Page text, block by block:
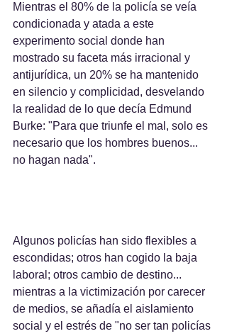
Mientras el 80% de la policía se veía
condicionada y atada a este
experimento social donde han
mostrado su faceta más irracional y
antijurídica, un 20% se ha mantenido
en silencio y complicidad, desvelando
la realidad de lo que decía Edmund
Burke: "Para que triunfe el mal, solo es
necesario que los hombres buenos...
no hagan nada".
Algunos policías han sido flexibles a
escondidas; otros han cogido la baja
laboral; otros cambio de destino...
mientras a la victimización por carecer
de medios, se añadía el aislamiento
social y el estrés de "no ser tan policías